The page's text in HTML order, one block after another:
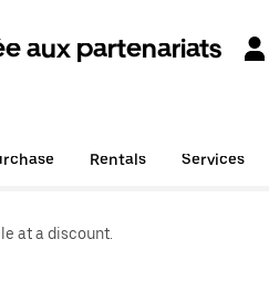
aux partenariats
Rentals Services
at a discount.